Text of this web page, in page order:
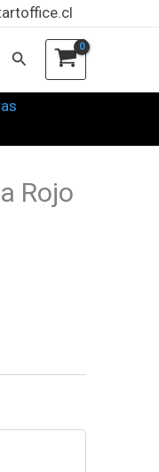
Buscar
Rojo